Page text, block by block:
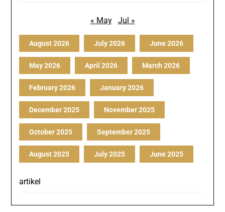
« May Jul »
August 2026 July 2026 June 2026
May 2026 April 2026 March 2026
February 2026 January 2026
December 2025 November 2025
October 2025 September 2025
August 2025 July 2025 June 2025
artikel